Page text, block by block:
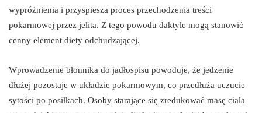
wypróżnienia i przyspiesza proces przechodzenia treści
pokarmowej przez jelita. Z tego powodu daktyle mogą stanowić
cenny element diety odchudzającej.
Wprowadzenie błonnika do jadłospisu powoduje, że jedzenie
dłużej pozostaje w układzie pokarmowym, co przedłuża uczucie
sytości po posiłkach. Osoby starające się zredukować masę ciała